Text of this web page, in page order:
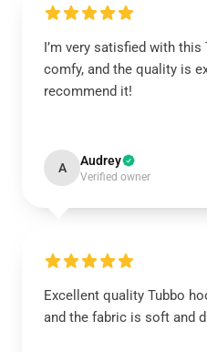
I’m very satisfied with this
comfy, and the quality is
recommend it!
A Audrey
Verified owner
Excellent quality Tubbo
and the fabric is soft and